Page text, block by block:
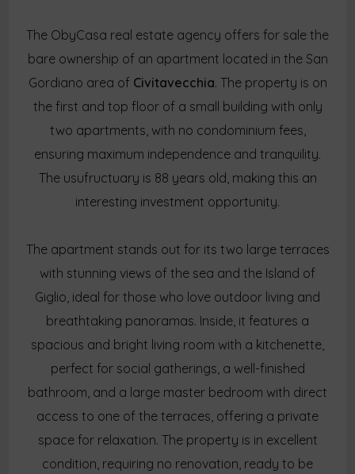
The ObyCasa real estate agency offers for sale the
bare ownership of an apartment located in the San
Gordiano area of Civitavecchia. The property is on
the first and top floor of a small building with only
two apartments, with no condominium fees,
ensuring maximum independence and tranquility.
The usufructuary is 88 years old, making this an
interesting investment opportunity.
The apartment stands out for its two large terraces
with stunning views of the sea and the Island of
Giglio, ideal for those who love outdoor living and
breathtaking panoramas. Inside, it features a
spacious and bright living room with a kitchenette,
perfect for social gatherings, a well-finished
bathroom, and a large master bedroom with direct
access to one of the terraces, offering a private
space for relaxation. The property is in excellent
condition, requiring no renovation, ready to be